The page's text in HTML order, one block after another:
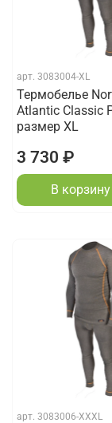
арт. 3083004-XL
Термобелье
Atlantic Classic
размер XL
3 730 ₽
В корзину
арт. 3083006-XXXL